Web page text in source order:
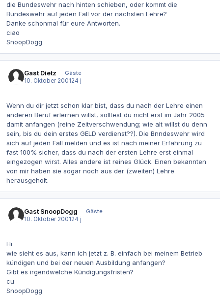
die Bundeswehr nach hinten schieben, oder kommt die
Bundeswehr auf jeden Fall vor der nächsten Lehre?
Danke schonmal für eure Antworten.
ciao
SnoopDogg
Gast Dietz
Gäste
10. Oktober 2001 24 j
Wenn du dir jetzt schon klar bist, dass du nach der Lehre einen
anderen Beruf erlernen willst, solltest du nicht erst im Jahr 2005
damit anfangen (reine Zeitverschwendung; wie alt willst du denn
sein, bis du dein erstes GELD verdienst??). Die Bnndeswehr wird
sich auf jeden Fall melden und es ist nach meiner Erfahrung zu
fast 100% sicher, dass du nach der ersten Lehre erst einmal
eingezogen wirst. Alles andere ist reines Glück. Einen bekannten
von mir haben sie sogar noch aus der (zweiten) Lehre
herausgeholt.
Gast SnoopDogg
Gäste
10. Oktober 2001 24 j
Hi
wie sieht es aus, kann ich jetzt z. B. einfach bei meinem Betrieb
kündigen und bei der neuen Ausbildung anfangen?
Gibt es irgendwelche Kündigungsfristen?
cu
SnoopDogg